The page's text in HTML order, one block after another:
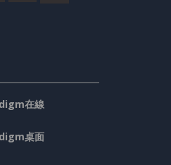
在線
桌面